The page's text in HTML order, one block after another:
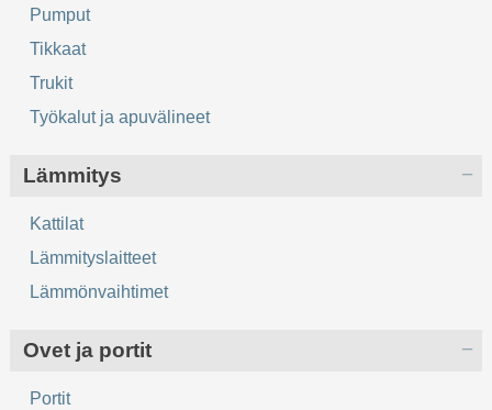
Pumput
Tikkaat
Trukit
Työkalut ja apuvälineet
Lämmitys
Kattilat
Lämmityslaitteet
Lämmönvaihtimet
Ovet ja portit
Portit